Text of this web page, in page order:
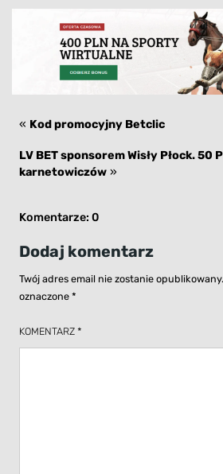
« Kod promocyjny Betclic
LV BET sponsorem Wisły Płock. 50
karnetowiczów »
Komentarze: 0
Dodaj komentarz
Twój adres email nie zostanie opublikowany.
oznaczone *
KOMENTARZ *